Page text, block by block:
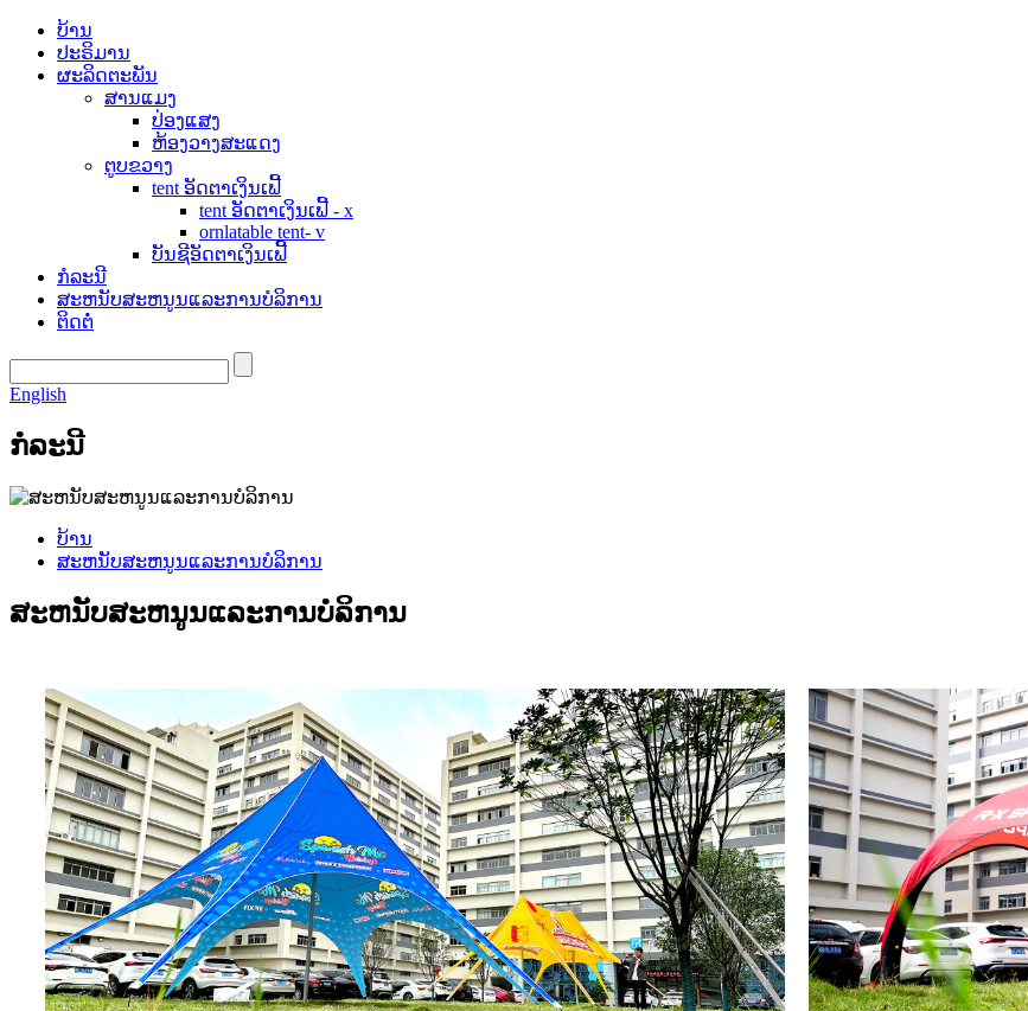
ບ້ານ
ປະຣິມານ
ຜະລິດຕະພັນ
ສານແມງ
ປ່ອງແສງ
ຫ້ອງວາງສະແດງ
ຕູບຂວາງ
tent ອັດຕາເງິນເຟີ້
tent ອັດຕາເງິນເຟີ້ - x
ornlatable tent- v
ບັນຊີອັດຕາເງິນເຟີ້
ກໍລະນີ
ສະຫນັບສະຫນູນແລະການບໍລິການ
ຕິດຕໍ່
English
ກໍລະນີ
ບ້ານ
ສະຫນັບສະຫນູນແລະການບໍລິການ
ສະຫນັບສະຫນູນແລະການບໍລິການ